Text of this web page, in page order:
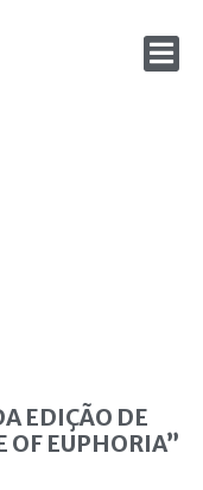
EDIÇÃO DE
OF EUPHORIA”